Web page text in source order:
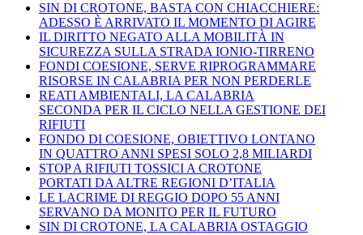
SIN DI CROTONE, BASTA CON CHIACCHIERE:
ADESSO È ARRIVATO IL MOMENTO DI AGIRE
IL DIRITTO NEGATO ALLA MOBILITÀ IN
SICUREZZA SULLA STRADA IONIO-TIRRENO
FONDI COESIONE, SERVE RIPROGRAMMARE
RISORSE IN CALABRIA PER NON PERDERLE
REATI AMBIENTALI, LA CALABRIA
SECONDA PER IL CICLO NELLA GESTIONE DEI
RIFIUTI
FONDO DI COESIONE, OBIETTIVO LONTANO
IN QUATTRO ANNI SPESI SOLO 2,8 MILIARDI
STOP A RIFIUTI TOSSICI A CROTONE
PORTATI DA ALTRE REGIONI D’ITALIA
LE LACRIME DI REGGIO DOPO 55 ANNI
SERVANO DA MONITO PER IL FUTURO
SIN DI CROTONE, LA CALABRIA OSTAGGIO